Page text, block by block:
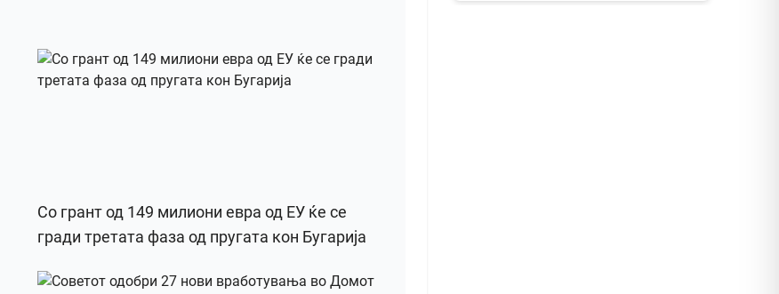
Со грант од 149 милиони евра од ЕУ ќе се
гради третата фаза од пругата кон Бугарија